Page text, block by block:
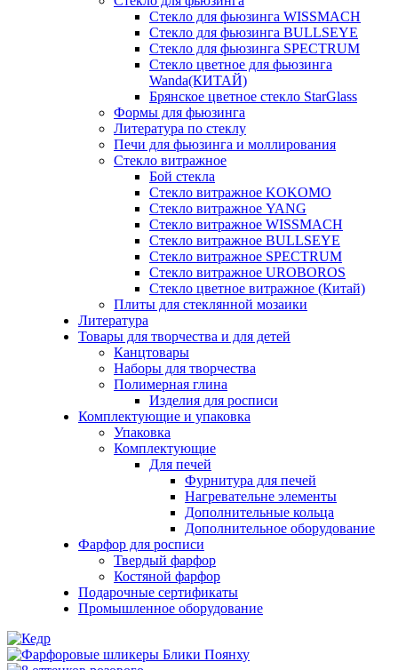
Стекло для фьюзинга WISSMACH
Стекло для фьюзинга BULLSEYE
Стекло для фьюзинга SPECTRUM
Стекло цветное для фьюзинга
Wanda(КИТАЙ)
Брянское цветное стекло StarGlass
Формы для фьюзинга
Литература по стеклу
Печи для фьюзинга и моллирования
Стекло витражное
Бой стекла
Стекло витражное KOKOMO
Стекло витражное YANG
Стекло витражное WISSMACH
Стекло витражное BULLSEYE
Стекло витражное SPECTRUM
Стекло витражное UROBOROS
Стекло цветное витражное (Китай)
Плиты для стеклянной мозаики
Литература
Товары для творчества и для детей
Канцтовары
Наборы для творчества
Полимерная глина
Изделия для росписи
Комплектующие и упаковка
Упаковка
Комплектующие
Для печей
Фурнитура для печей
Нагревательне элементы
Дополнительные кольца
Дополнительное оборудование
Фарфор для росписи
Твердый фарфор
Костяной фарфор
Подарочные сертификаты
Промышленное оборудование